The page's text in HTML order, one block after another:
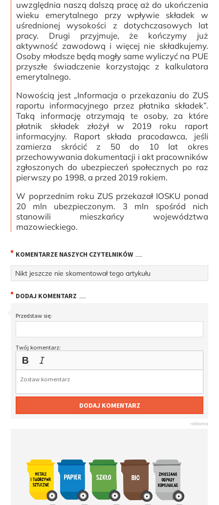
uwzględnia naszą dalszą pracę aż do ukończenia
wieku emerytalnego przy wpływie składek w
uśrednionej wysokości z dotychczasowych lat
pracy. Drugi przyjmuje, że kończymy już
aktywność zawodową i więcej nie składkujemy.
Osoby młodsze będą mogły same wyliczyć na PUE
przyszłe świadczenie korzystając z kalkulatora
emerytalnego.
Nowością jest „Informacja o przekazaniu do ZUS
raportu informacyjnego przez płatnika składek”.
Taką informację otrzymają te osoby, za które
płatnik składek złożył w 2019 roku raport
informacyjny. Raport składa pracodawca, jeśli
zamierza skrócić z 50 do 10 lat okres
przechowywania dokumentacji i akt pracowników
zgłoszonych do ubezpieczeń społecznych po raz
pierwszy po 1998, a przed 2019 rokiem.
W poprzednim roku ZUS przekazał IOSKU ponad
20 mln ubezpieczonym. 3 mln spośród nich
stanowili mieszkańcy województwa
mazowieckiego.
KOMENTARZE NASZYCH CZYTELNIKÓW
Nikt jeszcze nie skomentował tego artykułu
DODAJ KOMENTARZ
Przedstaw się:
Twój komentarz:
DODAJ KOMENTARZ